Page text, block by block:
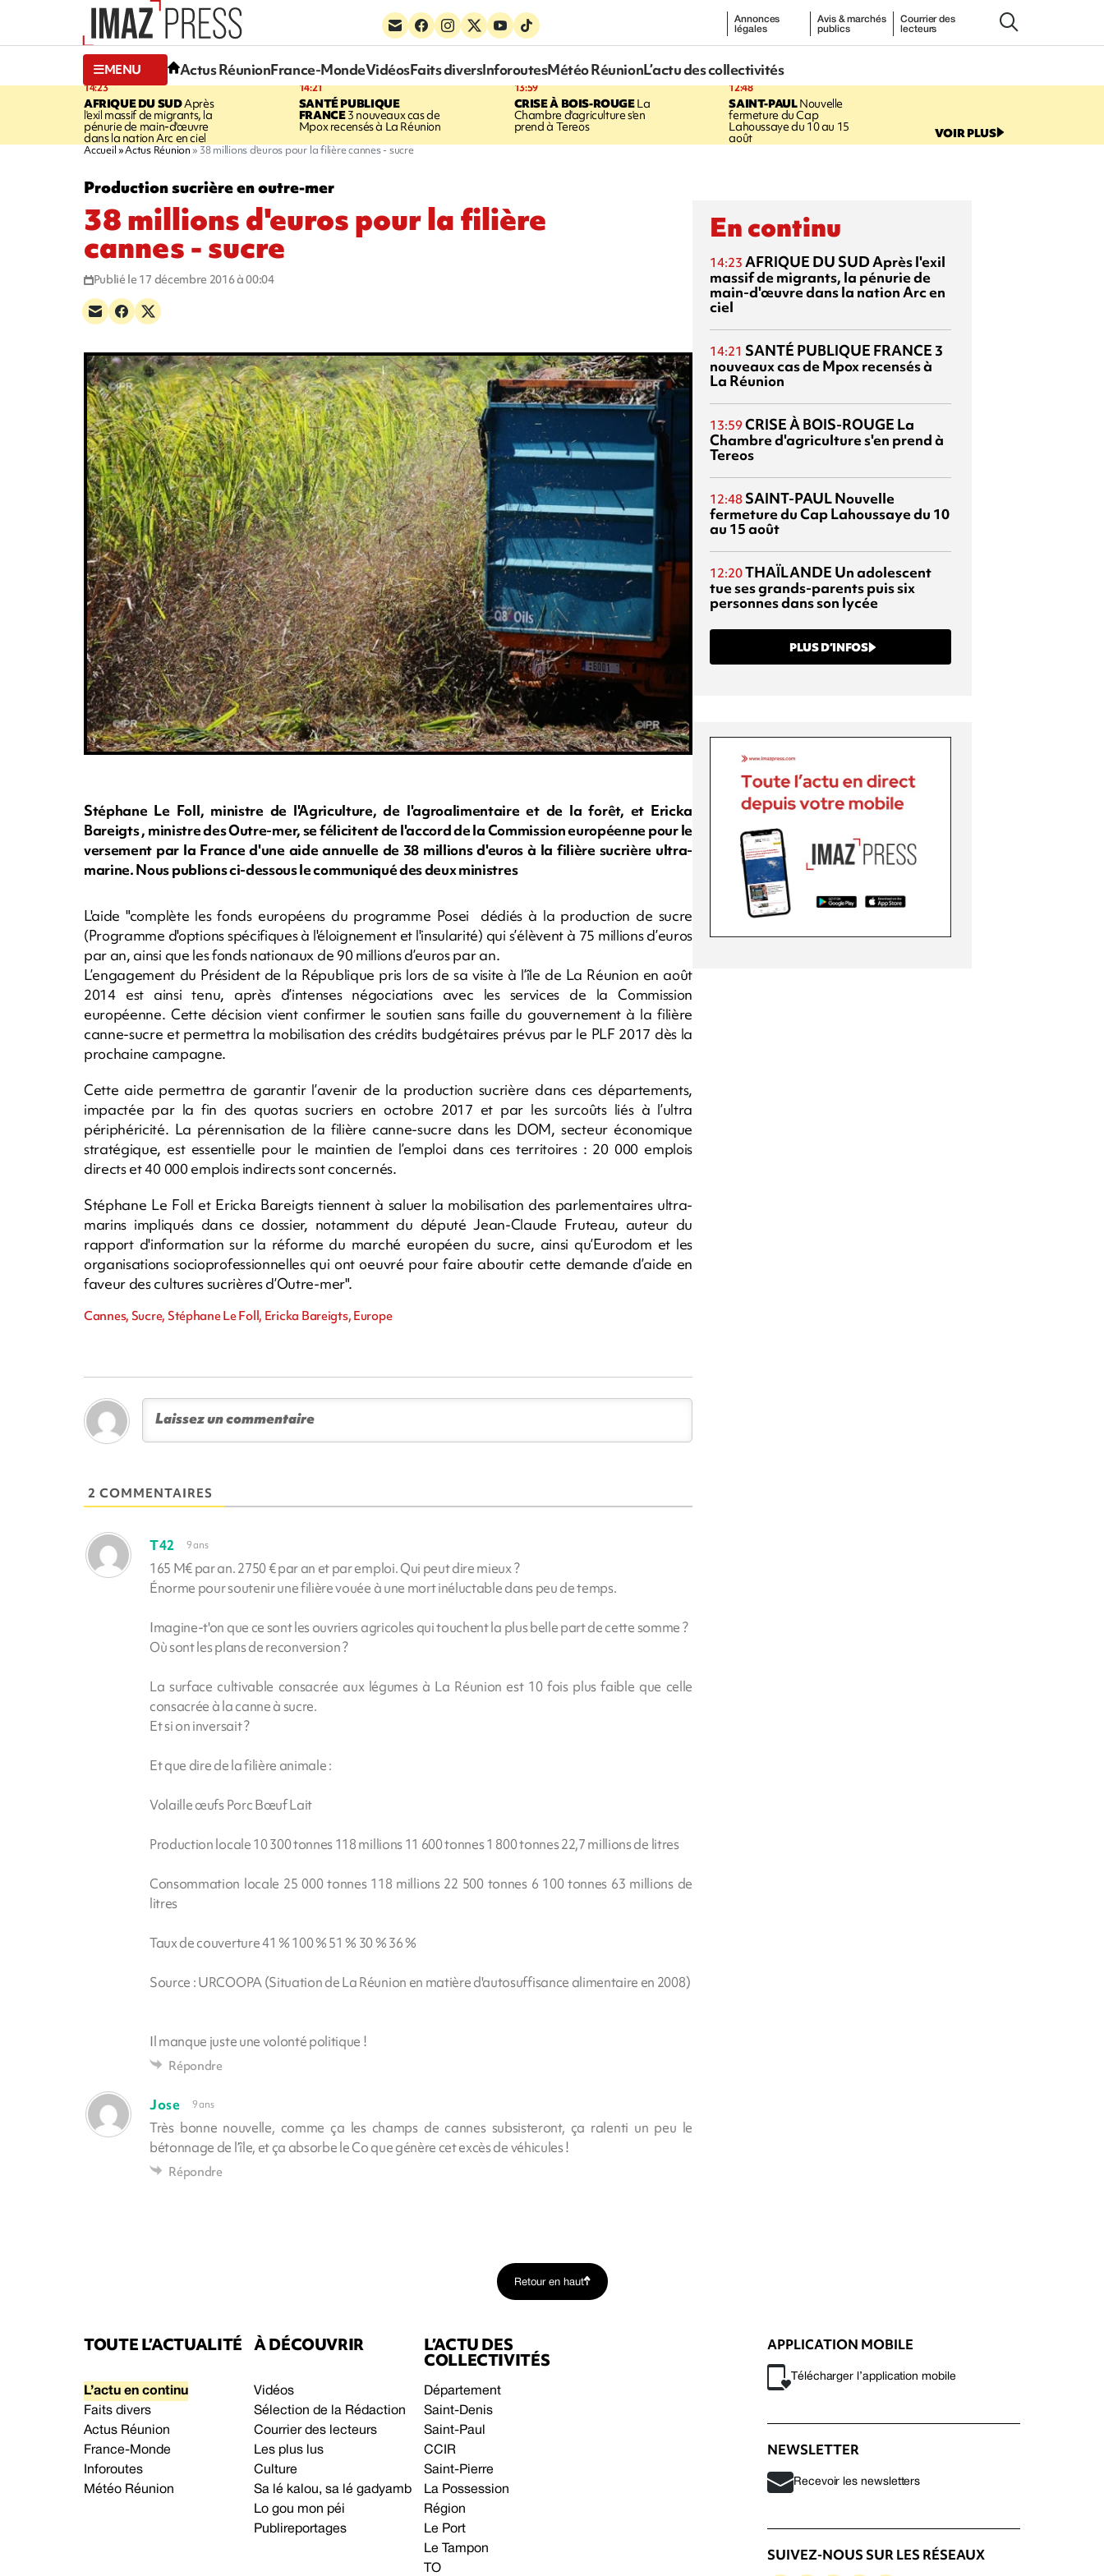
Annonces
légales
Avis & marchés
publics
Courrier des
lecteurs
MENU Actus RéunionFrance-MondeVidéosFaits diversInforoutesMétéo RéunionL’actu des collectivités
14:23
AFRIQUE DU SUDAprès
l'exil massif de migrants, la
pénurie de main-d'œuvre
dans la nation Arc en ciel
14:21
SANTÉ PUBLIQUE
FRANCE3 nouveaux cas de
Mpox recensés à La Réunion
13:59
CRISE À BOIS-ROUGELa
Chambre d'agriculture s'en
prend à Tereos
12:48
SAINT-PAULNouvelle
fermeture du Cap
Lahoussaye du 10 au 15
août VOIR PLUS
Accueil Actus Réunion 38 millions d'euros pour la filière cannes - sucre
Production sucrière en outre-mer
38 millions d'euros pour la filière
cannes - sucre
Publié le 17 décembre 2016 à 00:04
Stéphane Le Foll, ministre de l'Agriculture, de l'agroalimentaire et de la forêt, et Ericka
Bareigts , ministre des Outre-mer, se félicitent de l'accord de la Commission européenne pour le
versement par la France d'une aide annuelle de 38 millions d'euros à la filière sucrière ultra-
marine. Nous publions ci-dessous le communiqué des deux ministres
L'aide "complète les fonds européens du programme Posei dédiés à la production de sucre
(Programme d'options spécifiques à l'éloignement et l'insularité) qui s’élèvent à 75 millions d’euros
par an, ainsi que les fonds nationaux de 90 millions d’euros par an.
L’engagement du Président de la République pris lors de sa visite à l’île de La Réunion en août
2014 est ainsi tenu, après d’intenses négociations avec les services de la Commission
européenne. Cette décision vient confirmer le soutien sans faille du gouvernement à la filière
canne-sucre et permettra la mobilisation des crédits budgétaires prévus par le PLF 2017 dès la
prochaine campagne.
Cette aide permettra de garantir l’avenir de la production sucrière dans ces départements,
impactée par la fin des quotas sucriers en octobre 2017 et par les surcoûts liés à l’ultra
périphéricité. La pérennisation de la filière canne-sucre dans les DOM, secteur économique
stratégique, est essentielle pour le maintien de l’emploi dans ces territoires : 20 000 emplois
directs et 40 000 emplois indirects sont concernés.
Stéphane Le Foll et Ericka Bareigts tiennent à saluer la mobilisation des parlementaires ultra-
marins impliqués dans ce dossier, notamment du député Jean-Claude Fruteau, auteur du
rapport d'information sur la réforme du marché européen du sucre, ainsi qu’Eurodom et les
organisations socioprofessionnelles qui ont oeuvré pour faire aboutir cette demande d’aide en
faveur des cultures sucrières d’Outre-mer".
Cannes, Sucre, Stéphane Le Foll, Ericka Bareigts, Europe
2 COMMENTAIRES
T42 9 ans
165 M€ par an. 2750 € par an et par emploi. Qui peut dire mieux ?
Énorme pour soutenir une filière vouée à une mort inéluctable dans peu de temps.
Imagine-t'on que ce sont les ouvriers agricoles qui touchent la plus belle part de cette somme ?
Où sont les plans de reconversion ?
La surface cultivable consacrée aux légumes à La Réunion est 10 fois plus faible que celle
consacrée à la canne à sucre.
Et si on inversait ?
Et que dire de la filière animale :
Volaille œufs Porc Bœuf Lait
Production locale 10 300 tonnes 118 millions 11 600 tonnes 1 800 tonnes 22,7 millions de litres
Consommation locale 25 000 tonnes 118 millions 22 500 tonnes 6 100 tonnes 63 millions de
litres
Taux de couverture 41 % 100 % 51 % 30 % 36 %
Source : URCOOPA (Situation de La Réunion en matière d'autosuffisance alimentaire en 2008)
Il manque juste une volonté politique !
Répondre
Jose 9 ans
Très bonne nouvelle, comme ça les champs de cannes subsisteront, ça ralenti un peu le
bétonnage de l’île, et ça absorbe le Co que génère cet excès de véhicules !
Répondre
En continu
14:23 AFRIQUE DU SUDAprès l'exil
massif de migrants, la pénurie de
main-d'œuvre dans la nation Arc en
ciel
14:21 SANTÉ PUBLIQUE FRANCE 3
nouveaux cas de Mpox recensés à
La Réunion
13:59 CRISE À BOIS-ROUGE La
Chambre d'agriculture s'en prend à
Tereos
12:48 SAINT-PAULNouvelle
fermeture du Cap Lahoussaye du 10
au 15 août
12:20THAÏLANDE Un adolescent
tue ses grands-parents puis six
personnes dans son lycée
PLUS D’INFOS
Retour en haut
TOUTE L’ACTUALITÉ
L’actu en continu
Faits divers
Actus Réunion
France-Monde
Inforoutes
Météo Réunion
À DÉCOUVRIR
Vidéos
Sélection de la Rédaction
Courrier des lecteurs
Les plus lus
Culture
Sa lé kalou, sa lé gadyamb
Lo gou mon péi
Publireportages
L’ACTU DES
COLLECTIVITÉS
Département
Saint-Denis
Saint-Paul
CCIR
Saint-Pierre
La Possession
Région
Le Port
Le Tampon
TO
APPLICATION MOBILE
Télécharger l’application mobile
NEWSLETTER
Recevoir les newsletters
SUIVEZ-NOUS SUR LES RÉSEAUX